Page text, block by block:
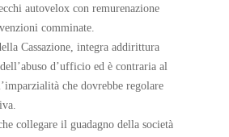
autovelox con remurenazione
comminate.
Cassazione, integra addirittura
d’ufficio ed è contraria al
che dovrebbe regolare
collegare il guadagno della società